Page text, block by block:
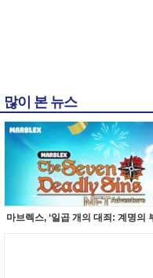
많이 본 뉴스
마브렉스, ‘일곱 개의 대죄: 계명의